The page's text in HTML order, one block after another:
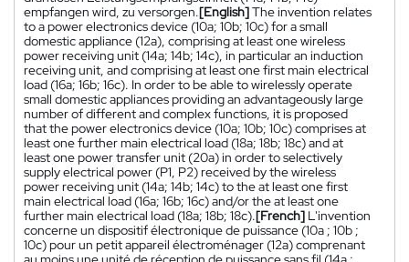
empfangen wird, zu versorgen.[English]The invention relates
to a power electronics device (10a; 10b; 10c) for a small
domestic appliance (12a), comprising at least one wireless
power receiving unit (14a; 14b; 14c), in particular an induction
receiving unit, and comprising at least one first main electrical
load (16a; 16b; 16c). In order to be able to wirelessly operate
small domestic appliances providing an advantageously large
number of different and complex functions, it is proposed
that the power electronics device (10a; 10b; 10c) comprises at
least one further main electrical load (18a; 18b; 18c) and at
least one power transfer unit (20a) in order to selectively
supply electrical power (P1, P2) received by the wireless
power receiving unit (14a; 14b; 14c) to the at least one first
main electrical load (16a; 16b; 16c) and/or the at least one
further main electrical load (18a; 18b; 18c).[French] L'invention
concerne un dispositif électronique de puissance (10a ; 10b ;
10c) pour un petit appareil électroménager (12a) comprenant